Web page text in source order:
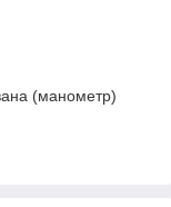
(манометр)